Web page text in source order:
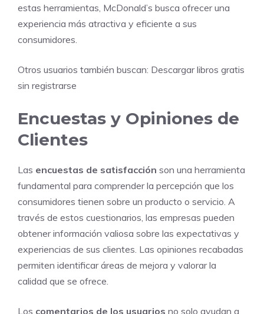
estas herramientas, McDonald’s busca ofrecer una
experiencia más atractiva y eficiente a sus
consumidores.
Otros usuarios también buscan: Descargar libros gratis
sin registrarse
Encuestas y Opiniones de
Clientes
Las encuestas de satisfacción son una herramienta
fundamental para comprender la percepción que los
consumidores tienen sobre un producto o servicio. A
través de estos cuestionarios, las empresas pueden
obtener información valiosa sobre las expectativas y
experiencias de sus clientes. Las opiniones recabadas
permiten identificar áreas de mejora y valorar la
calidad que se ofrece.
Los comentarios de los usuarios no solo ayudan a